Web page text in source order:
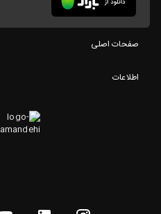
صفحات اصلی
اطلاعات